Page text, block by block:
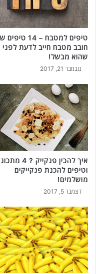
טיפים למטבח – 14
חובב מטבח חייב לדעת לפני
שהוא מבשל!
נובמבר 21, 2017
איך להכין פנקייק ? 4
וטיפים להכנת פנקייקים
מושלמים!
דצמבר 5, 2017